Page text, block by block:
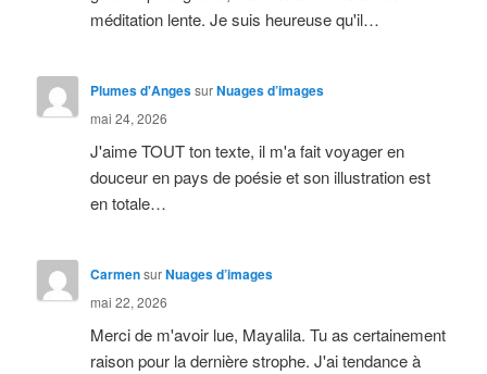
méditation lente. Je suis heureuse qu'il…
Plumes d'AngessurNuages d’images
mai 24, 2026
J'aime TOUT ton texte, il m'a fait voyager en
douceur en pays de poésie et son illustration est
en totale…
CarmensurNuages d’images
mai 22, 2026
Merci de m'avoir lue, Mayalila. Tu as certainement
raison pour la dernière strophe. J'ai tendance à